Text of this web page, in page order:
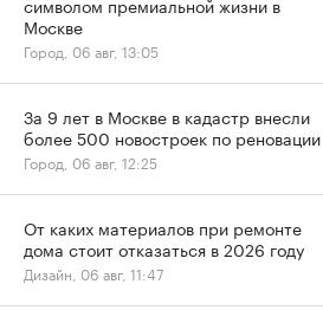
Москве
Город, 06 авг, 13:05
За 9 лет в Москве в кадастр внесли
более 500 новостроек по реновации
Город, 06 авг, 12:25
От каких материалов при ремонте
дома стоит отказаться в 2026 году
Дизайн, 06 авг, 11:47